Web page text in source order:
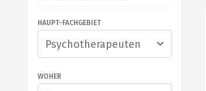
HAUPT-FACHGEBIET
WOHER